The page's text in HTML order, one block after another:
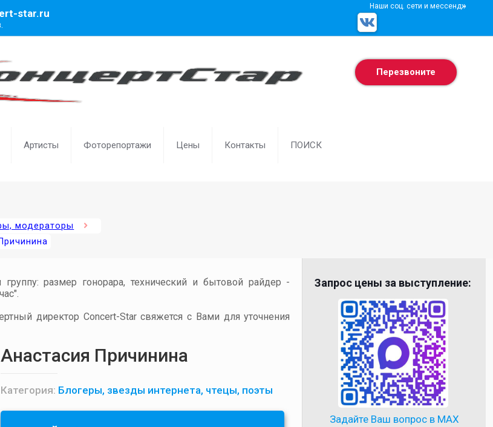
star.ru
Наши соц. сети и мессенджеры
Артисты Фоторепортажи Цены Контакты ПОИСК
Перезвоните
модераторы
размер гонорара, технический и бытовой райдер -
директор Concert-Star свяжется с Вами для уточнения
Анастасия Причинина
Категория: Блогеры, звезды интернета, чтецы, поэты
Запрос цены за выступление:
Задайте Ваш вопрос в MAX